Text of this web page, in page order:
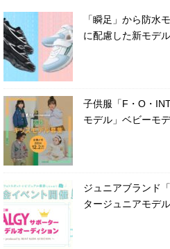
「瞬足」から防
に配慮した新モデル
子供服「F・O・
モデル」ベビーモ
ジュニアブランド
タージュニアモデ